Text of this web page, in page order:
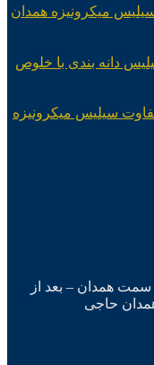
میکرونیزه همدان
دانه بندی با خلوص
سیلیس میکرونیزه
ملایــر به سمت همدان – بعد از
حاجی